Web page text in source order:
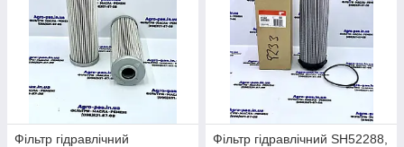
Фільтр гідравлічний
Фільтр гідравлічний SH52288,